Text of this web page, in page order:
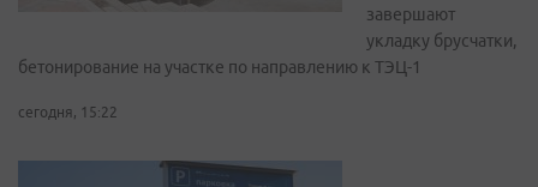
завершают
укладку брусчатки,
бетонирование на участке по направлению к ТЭЦ-1
сегодня, 15:22